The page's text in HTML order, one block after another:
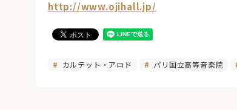
http://www.ojihall.jp/
カルテット・アロド パリ国立高等音楽院